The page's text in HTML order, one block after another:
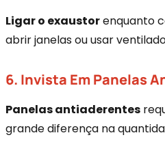
Ligar o exaustorenquanto
abrir janelas ou usar
6. Invista Em Panelas
Panelas antiaderentes
grande diferença na